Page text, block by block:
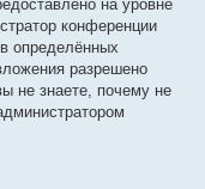
на уровне
конференции
определённых
разрешено
не знаете, почему не